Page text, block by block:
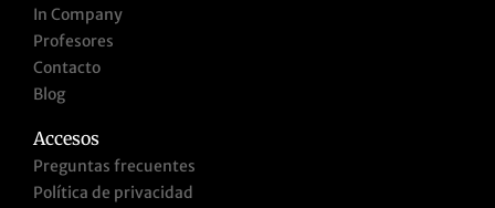
In Company
Profesores
Contacto
Blog
Accesos
Preguntas frecuentes
Política de privacidad